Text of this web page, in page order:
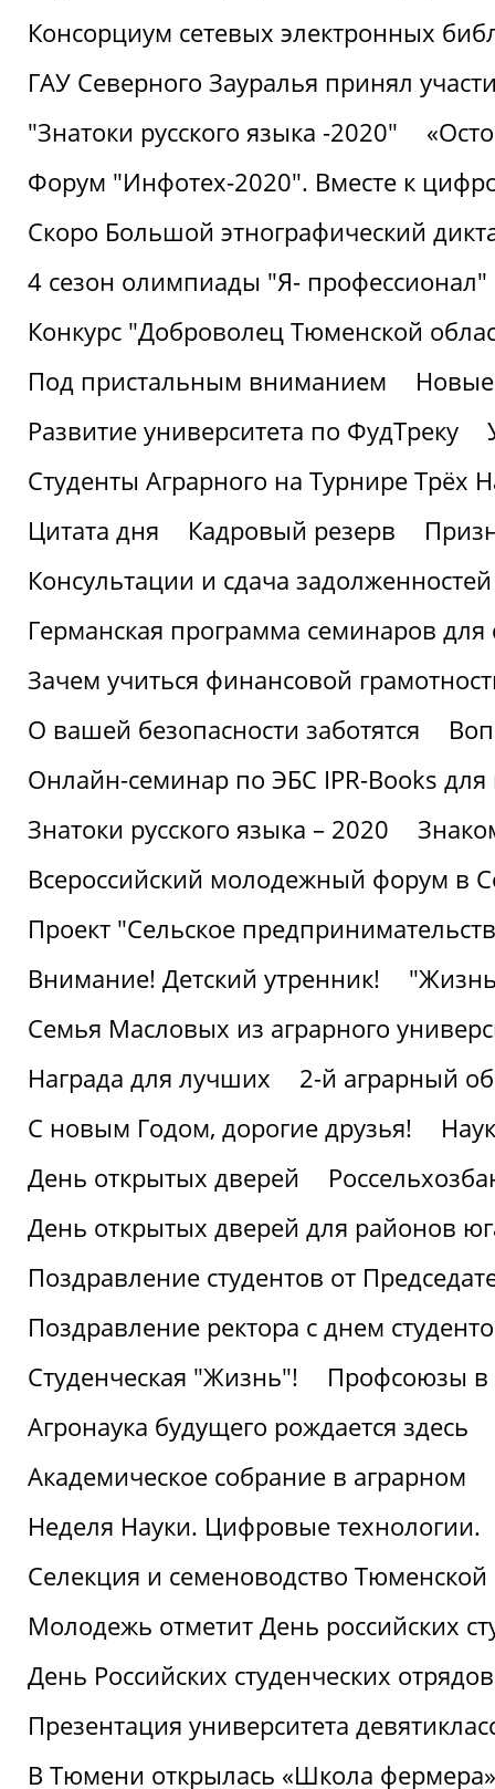
Консорциум сетевых электронных
ГАУ Северного Зауралья принял
"Знатоки русского языка -2020"
Форум "Инфотех-2020". Вместе к
Скоро Большой этнографический
4 сезон олимпиады "Я- профессионал"
Конкурс "Доброволец Тюменской
Под пристальным вниманием
Развитие университета по ФудТреку
Студенты Аграрного на Турнире Трёх
Цитата дня
Кадровый резерв
Консультации и сдача
Германская программа семинаров для
Зачем учиться финансовой
О вашей безопасности заботятся
Онлайн-семинар по ЭБС IPR-Books для
Знатоки русского языка – 2020
Всероссийский молодежный форум в
Проект "Сельское
Внимание! Детский утренник!
Семья Масловых из аграрного
Награда для лучших
2-й аграрный
С новым Годом, дорогие друзья!
День открытых дверей
День открытых дверей для районов
Поздравление студентов от
Поздравление ректора с днем
Студенческая "Жизнь"!
Профсоюзы в
Агронаука будущего рождается здесь
Академическое собрание в аграрном
Неделя Науки. Цифровые технологии.
Селекция и семеноводство Тюменской
Молодежь отметит День российских
День Российских студенческих
Презентация университета
В Тюмени открылась «Школа фермера»